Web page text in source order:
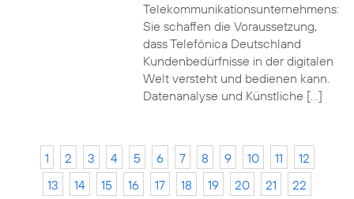
Telekommunikationsunternehmens:
Sie schaffen die Voraussetzung,
dass Telefónica Deutschland
Kundenbedürfnisse in der digitalen
Welt versteht und bedienen kann.
Datenanalyse und Künstliche […]
1 2 3 4 5 6 7 8 9 10 11
12
13
14 15 16 17 18 19 20 21
22